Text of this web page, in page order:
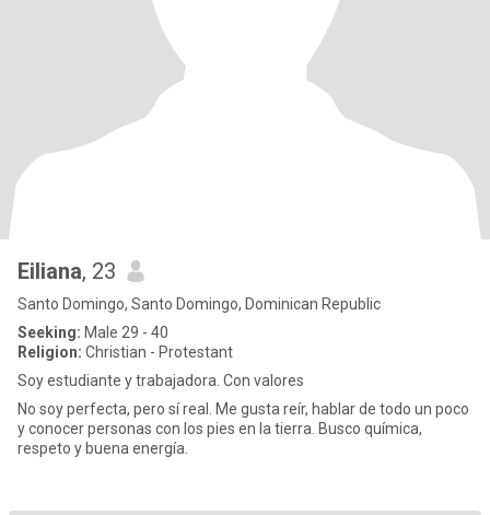
Eiliana, 23
Santo Domingo, Santo Domingo, Dominican Republic
Seeking: Male 29 - 40
Religion: Christian - Protestant
Soy estudiante y trabajadora. Con valores
No soy perfecta, pero sí real. Me gusta reír, hablar de todo un poco
y conocer personas con los pies en la tierra. Busco química,
respeto y buena energía.